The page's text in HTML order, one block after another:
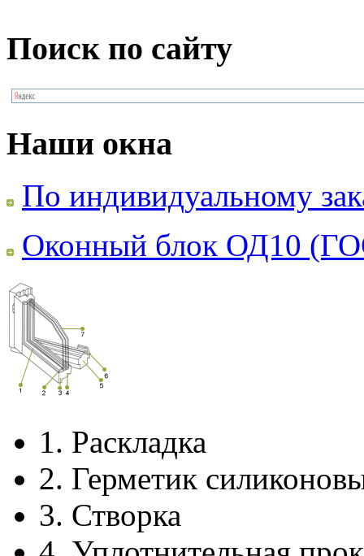
Поиск по сайту
Наши окна
По индивидуальному
Оконный блок ОД10
1. Раскладка
2. Герметик
3. Створка